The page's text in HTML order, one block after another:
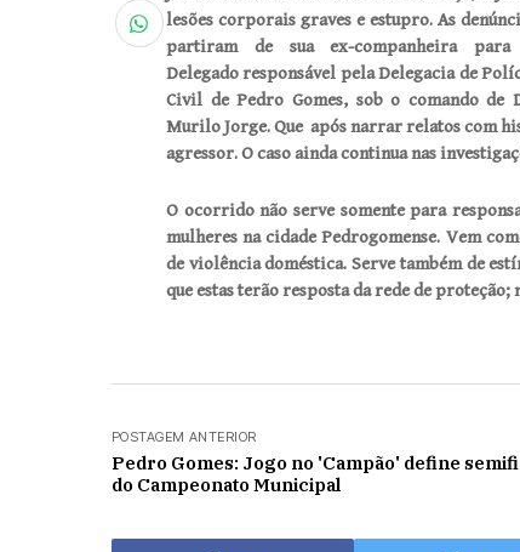
lesões corporais graves e estupro. As
partiram de sua ex-companheira
Delegado responsável pela Delegacia de
Civil de Pedro Gomes, sob o comando de
Murilo Jorge. Que após narrar relatos com
agressor.O caso ainda continua nas
O ocorrido não serve somente para
mulheres na cidade Pedrogomense. Vem
de violência doméstica. Serve também de
que estas terão resposta da rede de proteção;
POSTAGEM ANTERIOR
Pedro Gomes: Jogo no 'Campão' define
do Campeonato Municipal